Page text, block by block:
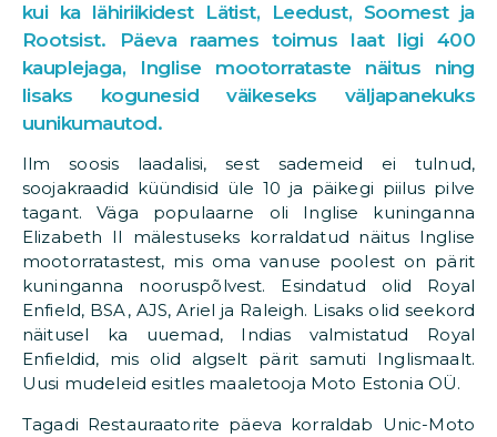
kui ka lähiriikidest Lätist, Leedust, Soomest ja
Rootsist. Päeva raames toimus laat ligi 400
kauplejaga, Inglise mootorrataste näitus ning
lisaks kogunesid väikeseks väljapanekuks
uunikumautod.
Ilm soosis laadalisi, sest sademeid ei tulnud,
soojakraadid küündisid üle 10 ja päikegi piilus pilve
tagant. Väga populaarne oli Inglise kuninganna
Elizabeth II mälestuseks korraldatud näitus Inglise
mootorratastest, mis oma vanuse poolest on pärit
kuninganna nooruspõlvest. Esindatud olid Royal
Enfield, BSA, AJS, Ariel ja Raleigh. Lisaks olid seekord
näitusel ka uuemad, Indias valmistatud Royal
Enfieldid, mis olid algselt pärit samuti Inglismaalt.
Uusi mudeleid esitles maaletooja Moto Estonia OÜ.
Tagadi Restauraatorite päeva korraldab Unic-Moto